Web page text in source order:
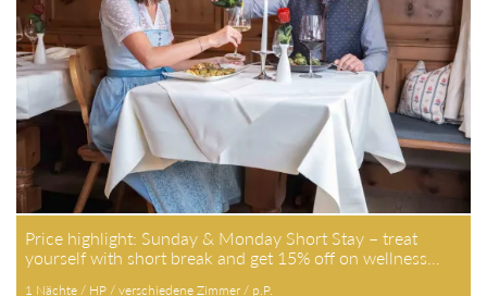
Price highlight: Sunday & Monday Short Stay – treat
yourself with short break and get 15% off on wellness…
1 Nächte / HP / verschiedene Zimmer / p.P.